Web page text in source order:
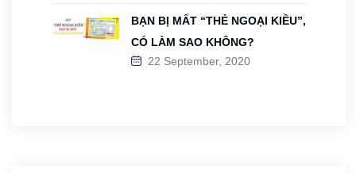
BẠN BỊ MẤT “THẺ NGOẠI KIỀU”,
CÓ LÀM SAO KHÔNG?
22 September, 2020